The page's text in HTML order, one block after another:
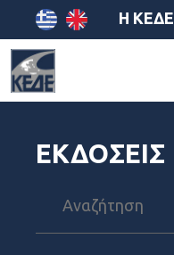
Η ΚΕΔΕ
ΕΚΔΟΣΕΙΣ